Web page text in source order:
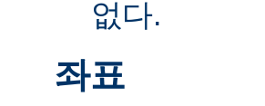
없다.
좌표